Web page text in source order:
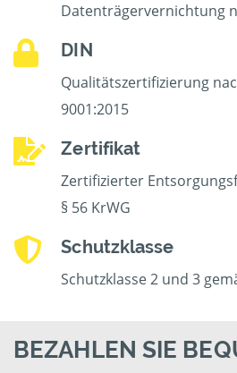
Datenträgervernichtung
DIN
Qualitätszertifizierung
9001:2015
Zertifikat
Zertifizierter
§ 56 KrWG
Schutzklasse
Schutzklasse 2 und 3
BEZAHLEN SIE